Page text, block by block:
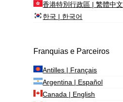
香港特別行政區 | 繁體中文
한국 | 한국어
Franquias e Parceiros
Antilles | Français
Argentina | Español
Canada | English